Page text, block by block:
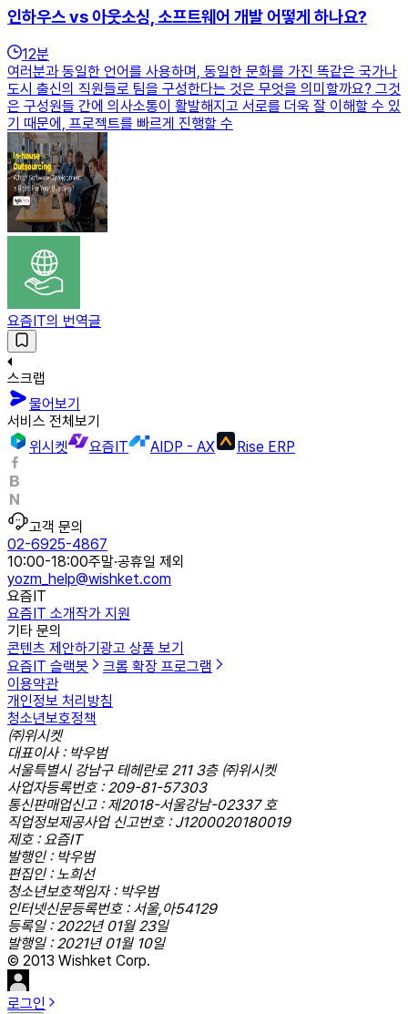
인하우스 vs 아웃소싱, 소프트웨어 개발 어떻게 하나요?
12분
여러분과 동일한 언어를 사용하며, 동일한 문화를 가진 똑같은 국가나
도시 출신의 직원들로 팀을 구성한다는 것은 무엇을 의미할까요? 그것
은 구성원들 간에 의사소통이 활발해지고 서로를 더욱 잘 이해할 수 있
기 때문에, 프로젝트를 빠르게 진행할 수
요즘IT의 번역글
스크랩
물어보기
서비스 전체보기
위시켓
요즘IT AIDP - AX Rise ERP
고객 문의
02-6925-4867
10:00-18:00주말·공휴일 제외
yozm_help@wishket.com
요즘IT
요즘IT 소개작가 지원
기타 문의
콘텐츠 제안하기 광고 상품 보기
요즘IT 슬랙봇
크롬 확장 프로그램
이용약관
개인정보 처리방침
청소년보호정책
㈜위시켓
대표이사 : 박우범
서울특별시 강남구 테헤란로 211 3층 ㈜위시켓
사업자등록번호 : 209-81-57303
통신판매업신고 : 제2018-서울강남-02337 호
직업정보제공사업 신고번호 : J1200020180019
제호 : 요즘IT
발행인 : 박우범
편집인 : 노희선
청소년보호책임자 : 박우범
인터넷신문등록번호 : 서울,아54129
등록일 : 2022년 01월 23일
발행일 : 2021년 01월 10일
© 2013 Wishket Corp.
로그인